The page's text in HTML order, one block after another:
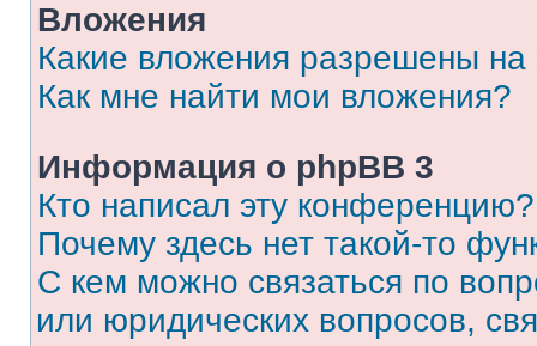
Вложения
Какие вложения разрешены
Как мне найти мои вложения?
Информация о phpBB 3
Кто написал эту конференцию?
Почему здесь нет такой-то
С кем можно связаться по
или юридических вопросов,